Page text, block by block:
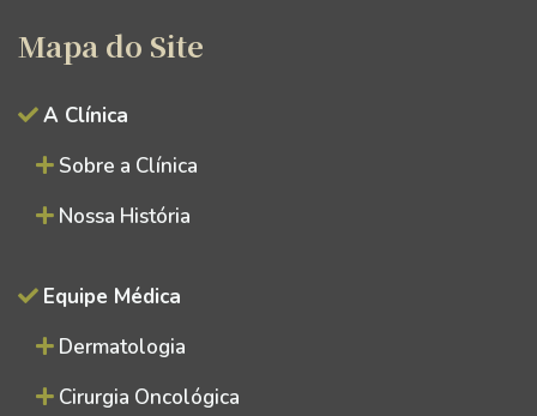
Mapa do Site
A Clínica
Sobre a Clínica
Nossa História
Equipe Médica
Dermatologia
Cirurgia Oncológica